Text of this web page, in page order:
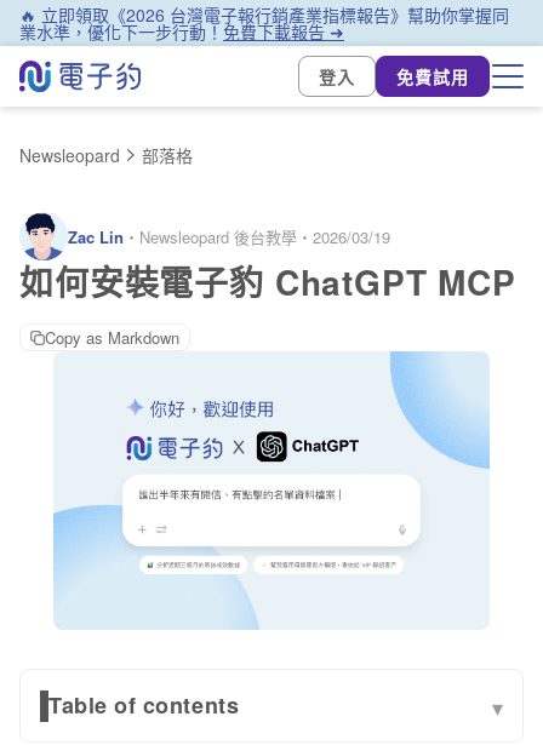
🔥 立即領取《2026 台灣電子報行銷產業指標報告》幫助你掌握同
業水準，優化下一步行動！免費下載報告 ➜
登入
免費試用
Newsleopard 部落格
Zac Lin ・ Newsleopard 後台教學 ・ 2026/03/19
如何安裝電子豹 ChatGPT MCP
Copy as Markdown
Table of contents ▾